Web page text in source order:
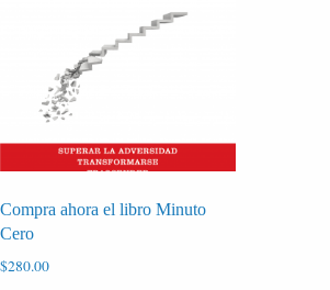
Compra ahora el libro Minuto
Cero
$280.00